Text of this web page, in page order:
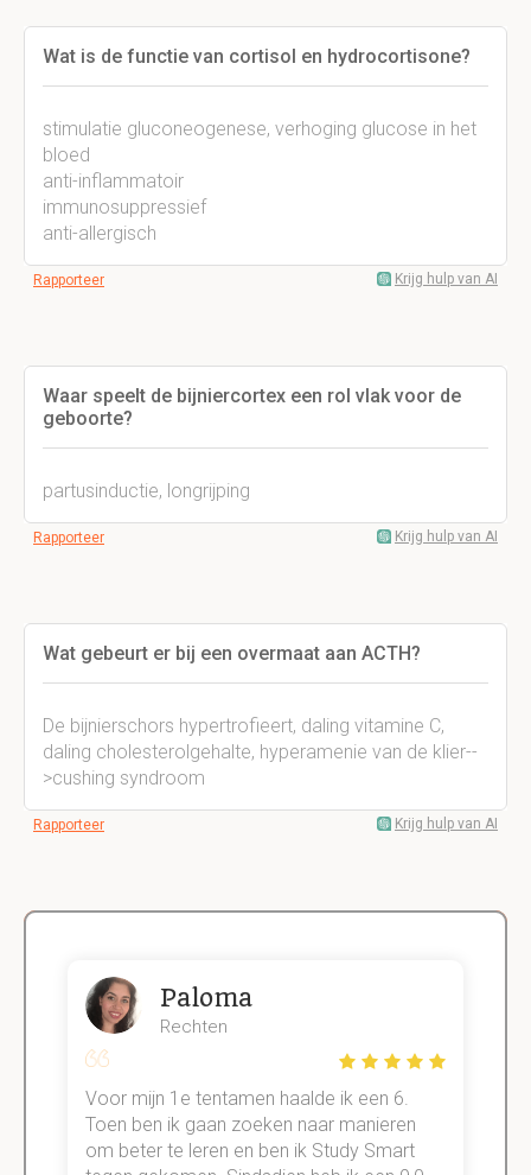
Wat is de functie van cortisol en hydrocortisone?
stimulatie gluconeogenese, verhoging glucose in het
bloed
anti-inflammatoir
immunosuppressief
anti-allergisch
Rapporteer Krijg hulp van AI
Waar speelt de bijniercortex een rol vlak voor de
geboorte?
partusinductie, longrijping
Rapporteer Krijg hulp van AI
Wat gebeurt er bij een overmaat aan ACTH?
De bijnierschors hypertrofieert, daling vitamine C,
daling cholesterolgehalte, hyperamenie van de klier--
>cushing syndroom
Rapporteer Krijg hulp van AI
Paloma
Rechten
Voor mijn 1e tentamen haalde ik een 6.
Toen ben ik gaan zoeken naar manieren
om beter te leren en ben ik Study Smart